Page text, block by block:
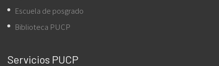
Escuela de posgrado
Biblioteca PUCP
Servicios PUCP